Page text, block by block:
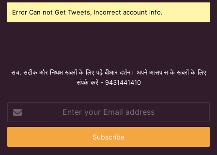
Error Can not Get Tweets, Incorrect account info.
सच, सटीक और निष्पक्ष खबरों के लिए पढ़ें बीआर दर्शन। अपने आसपास के खबरों के लिए
संपर्क करें - 9431441410
your
Email